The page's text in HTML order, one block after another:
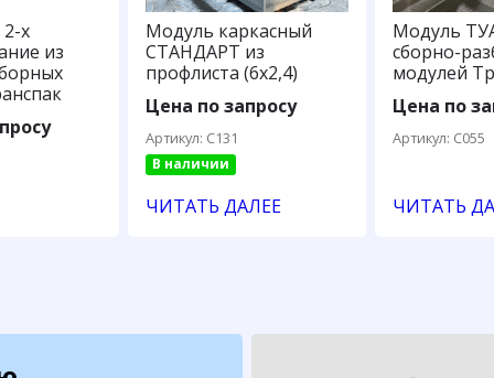
х
из
Модуль каркасный
СТАНДАРТ из
профлиста (6х2,4)
Цена по запросу
Артикул: С131
В наличии
ЧИТАТЬ ДАЛЕЕ
Модуль
сборно-
модулей
Цена по
Артикул: С055
ЧИТАТЬ